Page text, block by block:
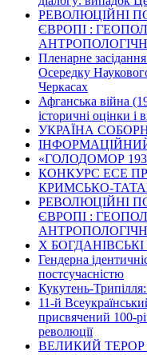
РЕВОЛЮЦІЙНІ
ЄВРОПІ :
Пленарне
Осередку
Черкасах
Афганська війна
історичні оцінки і
УКРАЇНА
«ГОЛОДОМОР
КОНКУРС ЕСЕ
КРИМСЬКО-
РЕВОЛЮЦІЙНІ
ЄВРОПІ :
Х
Гендерна
постсучасністю
Кукутень-
11-й
присвячений 100-
революції
ВЕЛИКИЙ ТЕРОР